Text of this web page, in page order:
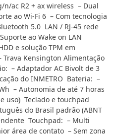
n/ac R2 + ax wireless – Dual
ao Wi-Fi 6 – Com tecnologia
5.0 LAN / RJ-45 rede
ao Wake on LAN
e solução TPM em
Kensington Alimentação
– Adaptador AC Bivolt de 3
do INMETRO Bateria: –
– Autonomia de até 7 horas
uso) Teclado e touchpad
do Brasil padrão (ABNT
Touchpad: – Multi
área de contato – Sem zona